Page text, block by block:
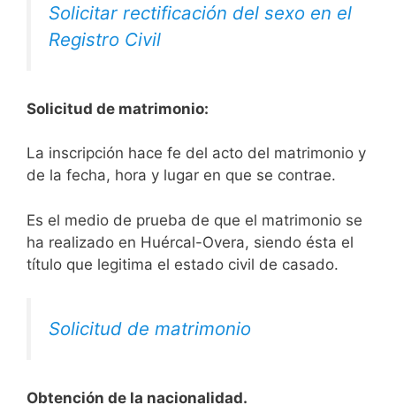
Solicitar rectificación del sexo en el
Registro Civil
Solicitud de matrimonio:
La inscripción hace fe del acto del matrimonio y
de la fecha, hora y lugar en que se contrae.
Es el medio de prueba de que el matrimonio se
ha realizado en Huércal-Overa, siendo ésta el
título que legitima el estado civil de casado.
Solicitud de matrimonio
Obtención de la nacionalidad.